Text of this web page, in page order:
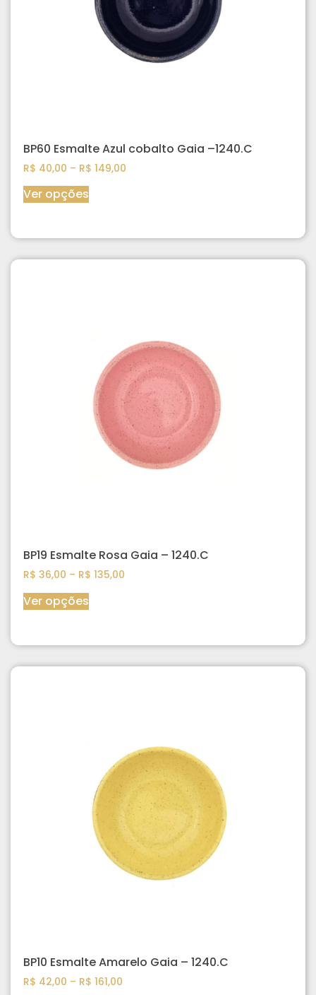
BP60 Esmalte Azul cobalto Gaia –1240.C
R$ 40,00 – R$ 149,00
Ver opções
BP19 Esmalte Rosa Gaia – 1240.C
R$ 36,00 – R$ 135,00
Ver opções
BP10 Esmalte Amarelo Gaia – 1240.C
R$ 42,00 – R$ 161,00